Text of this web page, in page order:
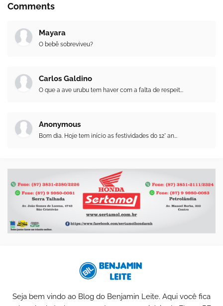
Comments
Mayara
O bebê sobreviveu?
Carlos Galdino
O que a ave urubu tem haver com a falta de respeit...
Anonymous
Bom dia. Hoje tem início as festividades do 12° an...
Seja bem vindo ao Blog do Benjamin Leite. Aqui você fica